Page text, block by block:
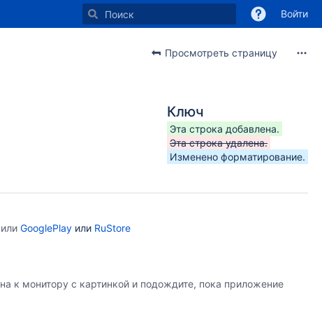
Войти
Просмотреть страницу
Ключ
Эта строка добавлена.
Эта строка удалена.
Изменено форматирование.
или GooglePlay или RuStore
к монитору с картинкой и подождите, пока приложение